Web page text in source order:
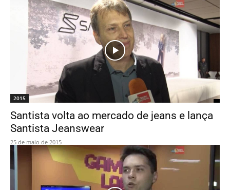
2015
Santista volta ao mercado de jeans e lança
Santista Jeanswear
25 de maio de 2015